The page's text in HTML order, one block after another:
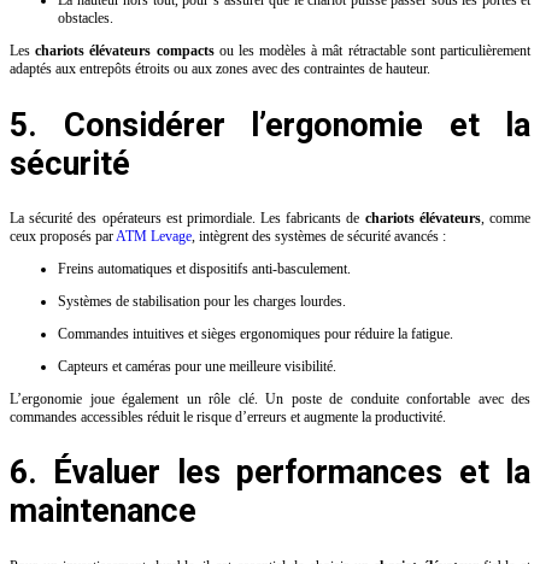
obstacles.
Leschariots élévateurs compactsou les modèles à mât rétractable sont particulièrement
adaptés aux entrepôts étroits ou aux zones avec des contraintes de hauteur.
5. Considérer l’ergonomie et la
sécurité
La sécurité des opérateurs est primordiale. Les fabricants de chariots élévateurs, comme
ceux proposés parATM Levage, intègrent des systèmes de sécurité avancés :
Freins automatiques et dispositifs anti-basculement.
Systèmes de stabilisation pour les charges lourdes.
Commandes intuitives et sièges ergonomiques pour réduire la fatigue.
Capteurs et caméras pour une meilleure visibilité.
L’ergonomie joue également un rôle clé. Un poste de conduite confortable avec des
commandes accessibles réduit le risque d’erreurs et augmente la productivité.
6. Évaluer les performances et la
maintenance